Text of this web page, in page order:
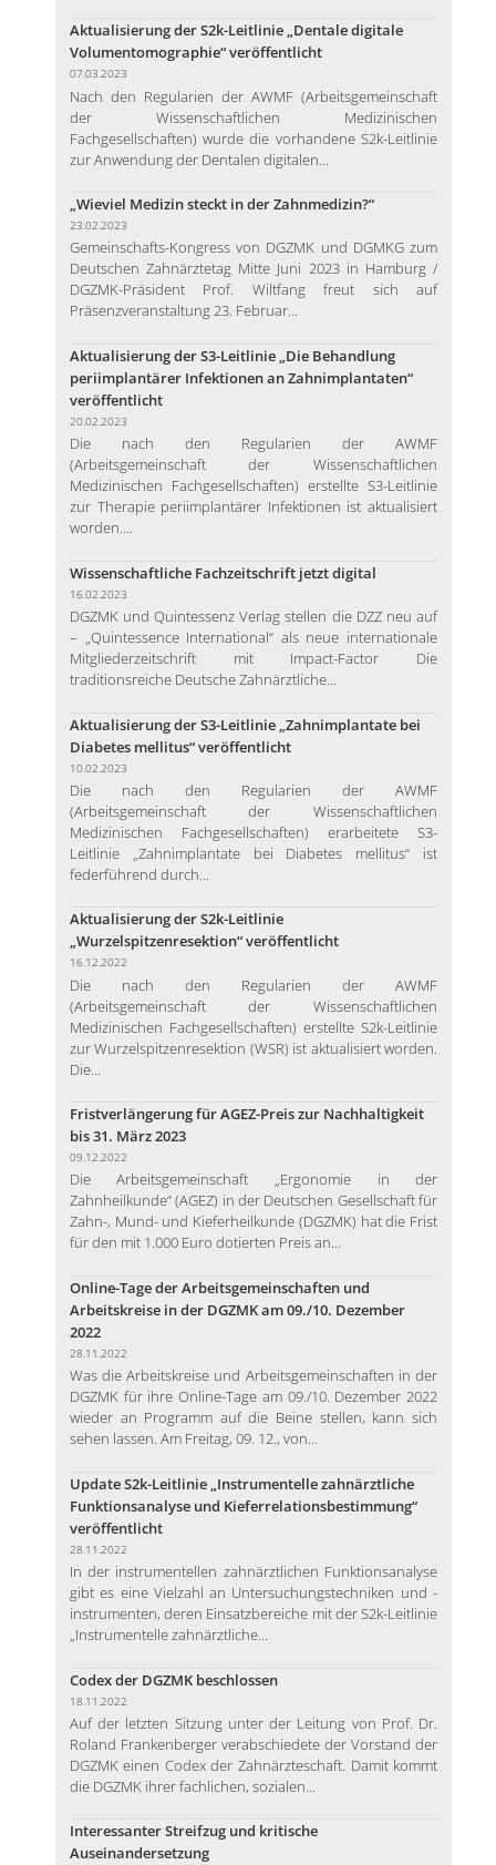
Aktualisierung der S2k-Leitlinie „Dentale digitale
Volumentomographie“ veröffentlicht
07.03.2023
Nach den Regularien der AWMF (Arbeitsgemeinschaft
der Wissenschaftlichen Medizinischen
Fachgesellschaften) wurde die vorhandene S2k-Leitlinie
zur Anwendung der Dentalen digitalen...
„Wieviel Medizin steckt in der Zahnmedizin?“
23.02.2023
Gemeinschafts-Kongress von DGZMK und DGMKG zum
Deutschen Zahnärztetag Mitte Juni 2023 in Hamburg /
DGZMK-Präsident Prof. Wiltfang freut sich auf
Präsenzveranstaltung 23. Februar...
Aktualisierung der S3-Leitlinie „Die Behandlung
periimplantärer Infektionen an Zahnimplantaten“
veröffentlicht
20.02.2023
Die nach den Regularien der AWMF
(Arbeitsgemeinschaft der Wissenschaftlichen
Medizinischen Fachgesellschaften) erstellte S3-Leitlinie
zur Therapie periimplantärer Infektionen ist aktualisiert
worden....
Wissenschaftliche Fachzeitschrift jetzt digital
16.02.2023
DGZMK und Quintessenz Verlag stellen die DZZ neu auf
– „Quintessence International“ als neue internationale
Mitgliederzeitschrift mit Impact-Factor Die
traditionsreiche Deutsche Zahnärztliche...
Aktualisierung der S3-Leitlinie „Zahnimplantate bei
Diabetes mellitus“ veröffentlicht
10.02.2023
Die nach den Regularien der AWMF
(Arbeitsgemeinschaft der Wissenschaftlichen
Medizinischen Fachgesellschaften) erarbeitete S3-
Leitlinie „Zahnimplantate bei Diabetes mellitus“ ist
federführend durch...
Aktualisierung der S2k-Leitlinie
„Wurzelspitzenresektion“ veröffentlicht
16.12.2022
Die nach den Regularien der AWMF
(Arbeitsgemeinschaft der Wissenschaftlichen
Medizinischen Fachgesellschaften) erstellte S2k-Leitlinie
zur Wurzelspitzenresektion (WSR) ist aktualisiert worden.
Die...
Fristverlängerung für AGEZ-Preis zur Nachhaltigkeit
bis 31. März 2023
09.12.2022
Die Arbeitsgemeinschaft „Ergonomie in der
Zahnheilkunde“ (AGEZ) in der Deutschen Gesellschaft für
Zahn-, Mund- und Kieferheilkunde (DGZMK) hat die Frist
für den mit 1.000 Euro dotierten Preis an...
Online-Tage der Arbeitsgemeinschaften und
Arbeitskreise in der DGZMK am 09./10. Dezember
2022
28.11.2022
Was die Arbeitskreise und Arbeitsgemeinschaften in der
DGZMK für ihre Online-Tage am 09./10. Dezember 2022
wieder an Programm auf die Beine stellen, kann sich
sehen lassen. Am Freitag, 09. 12., von...
Update S2k-Leitlinie „Instrumentelle zahnärztliche
Funktionsanalyse und Kieferrelationsbestimmung“
veröffentlicht
28.11.2022
In der instrumentellen zahnärztlichen Funktionsanalyse
gibt es eine Vielzahl an Untersuchungstechniken und -
instrumenten, deren Einsatzbereiche mit der S2k-Leitlinie
„Instrumentelle zahnärztliche...
Codex der DGZMK beschlossen
18.11.2022
Auf der letzten Sitzung unter der Leitung von Prof. Dr.
Roland Frankenberger verabschiedete der Vorstand der
DGZMK einen Codex der Zahnärzteschaft. Damit kommt
die DGZMK ihrer fachlichen, sozialen...
Interessanter Streifzug und kritische
Auseinandersetzung